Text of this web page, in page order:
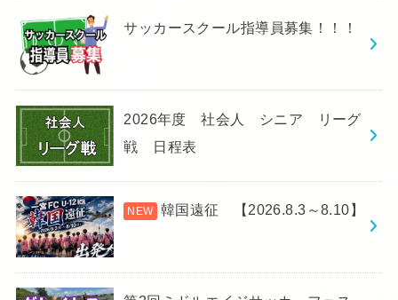
サッカースクール指導員募集！！！
2026年度 社会人 シニア リーグ
戦 日程表
韓国遠征 【2026.8.3～8.10】